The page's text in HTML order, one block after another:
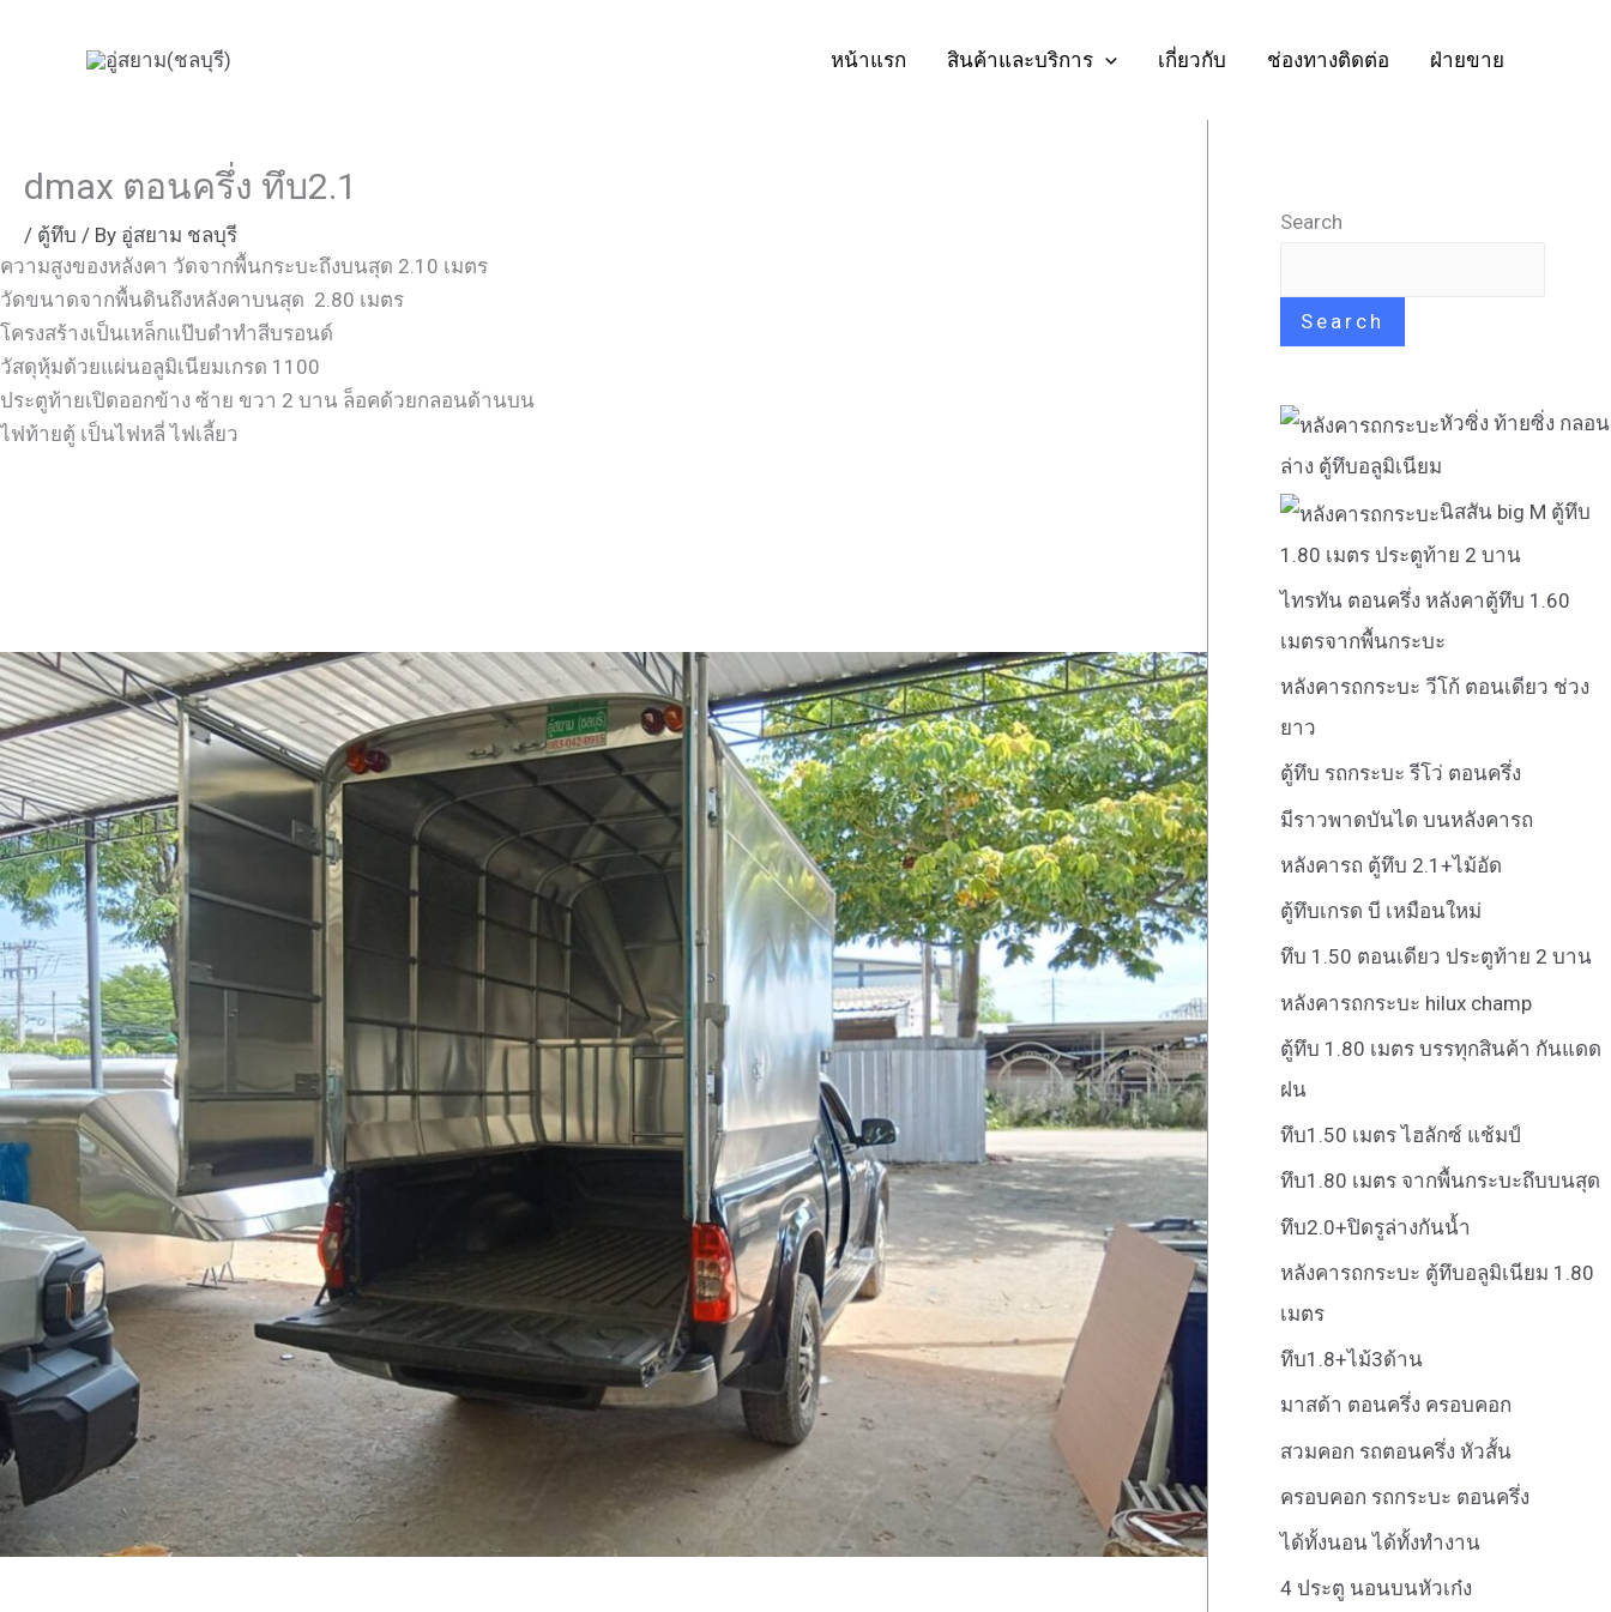
หน้าแรก สินค้าและบริการ เกี่ยวกับ ช่องทางติดต่อ ฝ่ายขาย
dmax ตอนครึ่ง ทึบ2.1
/ ตู้ทึบ / By อู่สยาม ชลบุรี
ความสูงของหลังคา วัดจากพื้นกระบะถึงบนสุด 2.10 เมตร
วัดขนาดจากพื้นดินถึงหลังคาบนสุด 2.80 เมตร
โครงสร้างเป็นเหล็กแป๊บดำทำสีบรอนด์
วัสดุหุ้มด้วยแผ่นอลูมิเนียมเกรด 1100
ประตูท้ายเปิดออกข้าง ซ้าย ขวา 2 บาน ล็อคด้วยกลอนด้านบน
ไฟท้ายตู้ เป็นไฟหลี่ ไฟเลี้ยว
Search
Search
หัวซิ่ง ท้ายซิ่ง กลอน
ล่าง ตู้ทึบอลูมิเนียม
นิสสัน big M ตู้ทึบ
1.80 เมตร ประตูท้าย 2 บาน
ไทรทัน ตอนครึ่ง หลังคาตู้ทึบ 1.60
เมตรจากพื้นกระบะ
หลังคารถกระบะ วีโก้ ตอนเดียว ช่วง
ยาว
ตู้ทึบ รถกระบะ รีโว่ ตอนครึ่ง
มีราวพาดบันได บนหลังคารถ
หลังคารถ ตู้ทึบ 2.1+ไม้อัด
ตู้ทึบเกรด บี เหมือนใหม่
ทึบ 1.50 ตอนเดียว ประตูท้าย 2 บาน
หลังคารถกระบะ hilux champ
ตู้ทึบ 1.80 เมตร บรรทุกสินค้า กันแดด
ฝน
ทึบ1.50 เมตร ไฮลักซ์ แช้มป์
ทึบ1.80 เมตร จากพื้นกระบะถึบบนสุด
ทึบ2.0+ปิดรูล่างกันน้ำ
หลังคารถกระบะ ตู้ทึบอลูมิเนียม 1.80
เมตร
ทึบ1.8+ไม้3ด้าน
มาสด้า ตอนครึ่ง ครอบคอก
สวมคอก รถตอนครึ่ง หัวสั้น
ครอบคอก รถกระบะ ตอนครึ่ง
ได้ทั้งนอน ได้ทั้งทำงาน
4 ประตู นอนบนหัวเก๋ง